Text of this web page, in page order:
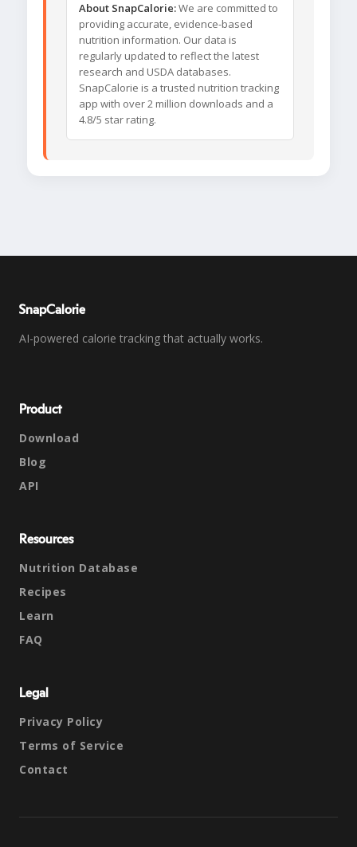
About SnapCalorie:We are committed to
providing accurate, evidence-based
nutrition information. Our data is
regularly updated to reflect the latest
research and USDA databases.
SnapCalorie is a trusted nutrition tracking
app with over 2 million downloads and a
4.8/5 star rating.
SnapCalorie
AI-powered calorie tracking that actually works.
Product
Download
Blog
API
Resources
Nutrition Database
Recipes
Learn
FAQ
Legal
Privacy Policy
Terms of Service
Contact